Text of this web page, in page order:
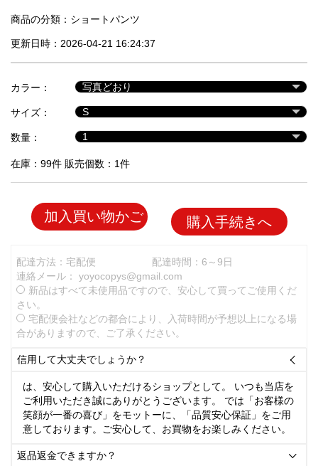
セ
ル
品
商品の分類： ショートパンツ
更新日時：2026-04-21 16:24:37
カラー：
サイズ：
数量：
在庫：99件 販売個数：1件
加入買い物かご 購入手続きへ
配達方法：宅配便
配達時間：6～9日
連絡メール： yoyocopys@gmail.com
新品はすべて未使用品ですので、安心して買ってご使用くだ
さい。
宅配便会社などの都合により、入荷時間が予想以上になる場
合がありますので、ご了承ください。
信用して大丈夫でしょうか？ 
は、安心して購入いただけるショップとして。 いつも当店を
ご利用いただき誠にありがとうございます。 では「お客様の
笑顔が一番の喜び」をモットーに、「品質安心保証」をご用
意しております。ご安心して、お買物をお楽しみください。
返品返金できますか？ 